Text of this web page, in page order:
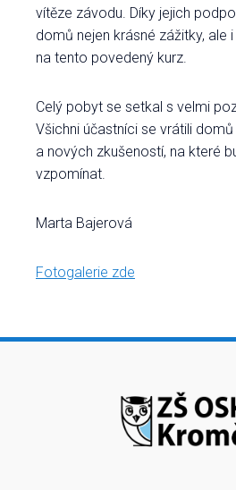
vítěze závodu. Díky jejich
domů nejen krásné zážitky, ale
na tento povedený kurz.
Celý pobyt se setkal s velmi
Všichni účastníci se vrátili
a nových zkušeností, na které
vzpomínat.
Marta Bajerová
Fotogalerie zde